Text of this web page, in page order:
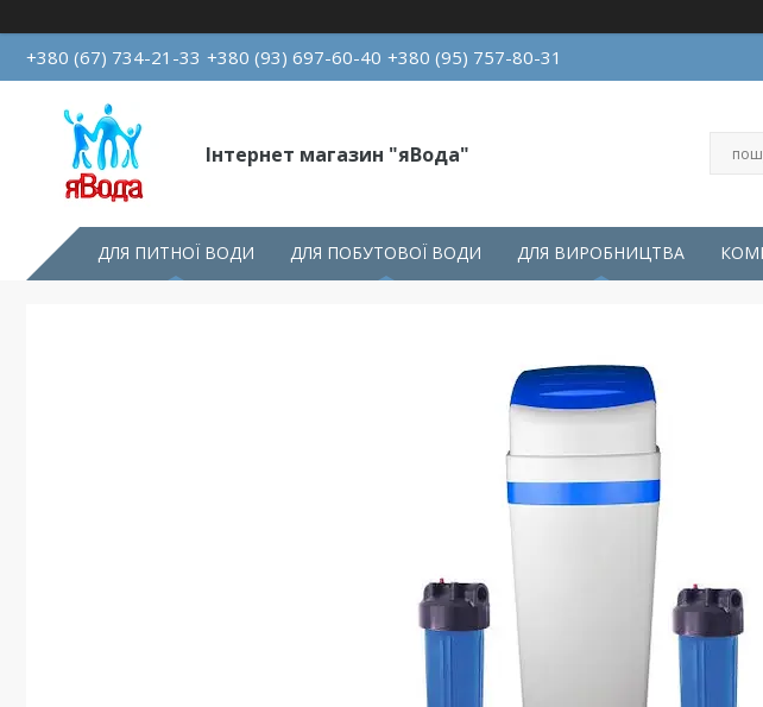
+380 (67) 734-21-33 +380 (93) 697-60-40 +380 (95) 757-80-31
Інтернет магазин "яВода"
ДЛЯ ПИТНОЇ ВОДИ ДЛЯ ПОБУТОВОЇ ВОДИ ДЛЯ ВИРОБНИЦТВА